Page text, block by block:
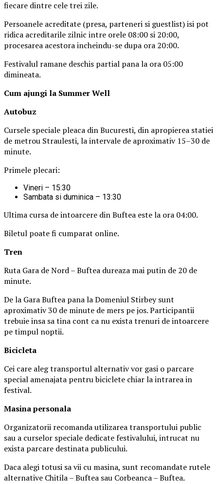
fiecare dintre cele trei zile.
Persoanele acreditate (presa, parteneri si guestlist) isi pot
ridica acreditarile zilnic intre orele 08:00 si 20:00,
procesarea acestora incheindu-se dupa ora 20:00.
Festivalul ramane deschis partial pana la ora 05:00
dimineata.
Cum ajungi la Summer Well
Autobuz
Cursele speciale pleaca din Bucuresti, din apropierea statiei
de metrou Straulesti, la intervale de aproximativ 15–30 de
minute.
Primele plecari:
Vineri – 15:30
Sambata si duminica – 13:30
Ultima cursa de intoarcere din Buftea este la ora 04:00.
Biletul poate fi cumparat online.
Tren
Ruta Gara de Nord – Buftea dureaza mai putin de 20 de
minute.
De la Gara Buftea pana la Domeniul Stirbey sunt
aproximativ 30 de minute de mers pe jos. Participantii
trebuie insa sa tina cont ca nu exista trenuri de intoarcere
pe timpul noptii.
Bicicleta
Cei care aleg transportul alternativ vor gasi o parcare
special amenajata pentru biciclete chiar la intrarea in
festival.
Masinapersonala
Organizatorii recomanda utilizarea transportului public
sau a curselor speciale dedicate festivalului, intrucat nu
exista parcare destinata publicului.
Daca alegi totusi sa vii cu masina, sunt recomandate rutele
alternative Chitila – Buftea sau Corbeanca – Buftea.